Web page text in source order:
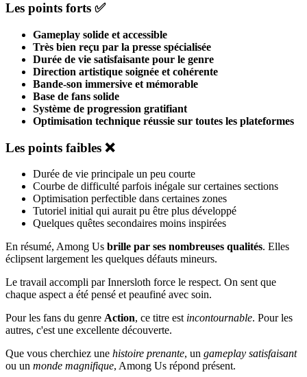
Les points forts ✅
Gameplay solide et accessible
Très bien reçu par la presse spécialisée
Durée de vie satisfaisante pour le genre
Direction artistique soignée et cohérente
Bande-son immersive et mémorable
Base de fans solide
Système de progression gratifiant
Optimisation technique réussie sur toutes les plateformes
Les points faibles ❌
Durée de vie principale un peu courte
Courbe de difficulté parfois inégale sur certaines sections
Optimisation perfectible dans certaines zones
Tutoriel initial qui aurait pu être plus développé
Quelques quêtes secondaires moins inspirées
En résumé, Among Us brille par ses nombreuses qualités. Elles
éclipsent largement les quelques défauts mineurs.
Le travail accompli par Innersloth force le respect. On sent que
chaque aspect a été pensé et peaufiné avec soin.
Pour les fans du genre Action, ce titre est incontournable. Pour les
autres, c'est une excellente découverte.
Que vous cherchiez une histoire prenante, un gameplay satisfaisant
ou un monde magnifique, Among Us répond présent.